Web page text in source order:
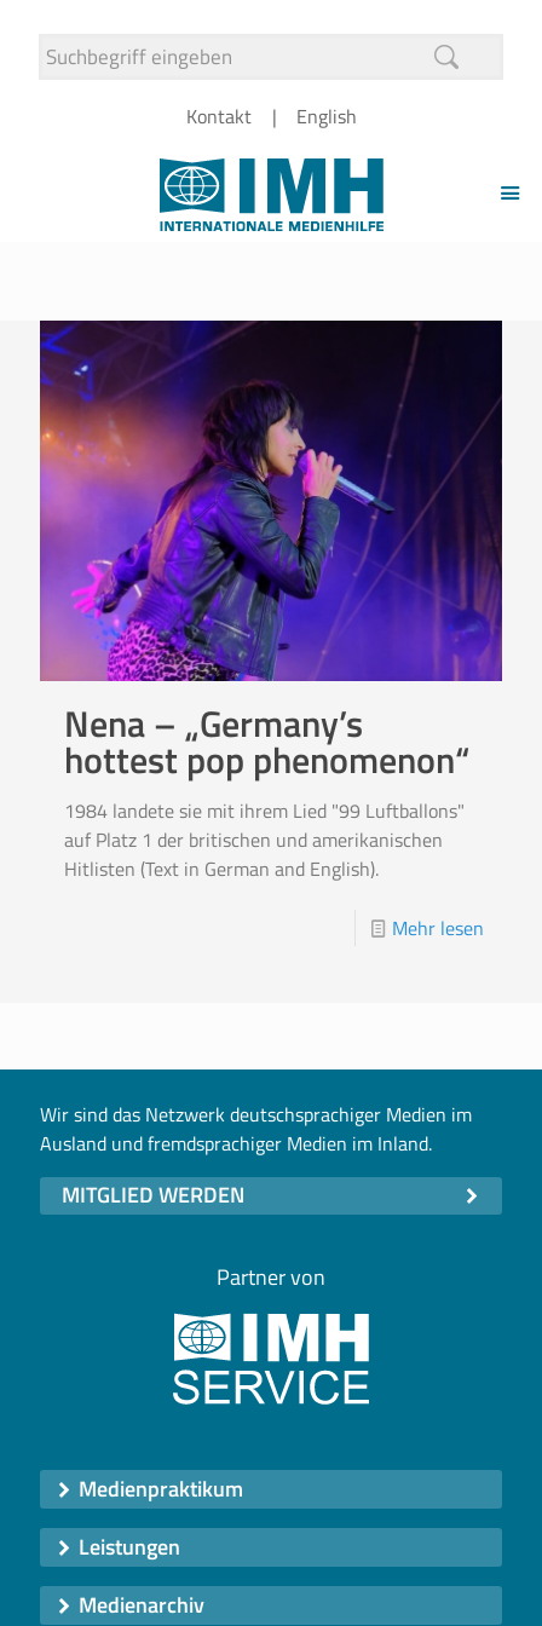
Kontakt English
Nena – „Germany’s
hottest pop phenomenon“
1984 landete sie mit ihrem Lied "99 Luftballons"
auf Platz 1 der britischen und amerikanischen
Hitlisten (Text in German and English).
Mehr lesen
Wir sind das Netzwerk deutschsprachiger Medien im
Ausland und fremdsprachiger Medien im Inland.
MITGLIED WERDEN
Partner von
Medienpraktikum
Leistungen
Medienarchiv